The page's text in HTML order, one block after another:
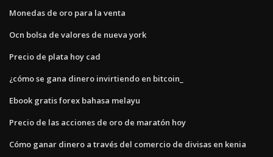
Monedas de oro para la venta
Ocn bolsa de valores de nueva york
Precio de plata hoy cad
¿cómo se gana dinero invirtiendo en bitcoin_
Ebook gratis forex bahasa melayu
Precio de las acciones de oro de maratón hoy
Cómo ganar dinero a través del comercio de divisas en kenia